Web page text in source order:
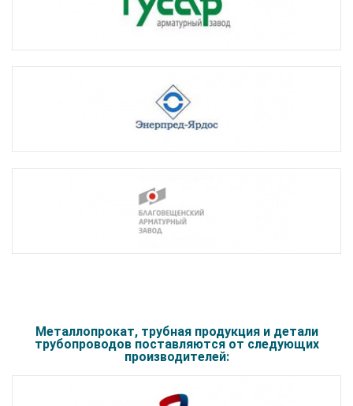
Металлопрокат, трубная продукция и детали
трубопроводов поставляются от следующих
производителей: